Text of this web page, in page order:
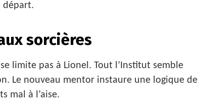
départ.
sorcières
limite pas à Lionel. Tout l’Institut semble
Le nouveau mentor instaure une logique de
mal à l’aise.